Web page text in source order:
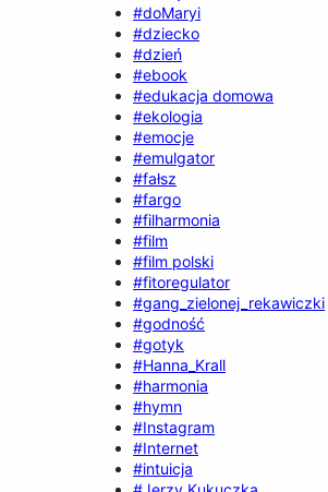
#doMaryi
#dziecko
#dzień
#ebook
#edukacja domowa
#ekologia
#emocje
#emulgator
#fałsz
#fargo
#filharmonia
#film
#film polski
#fitoregulator
#gang_zielonej_rekawiczki
#godność
#gotyk
#Hanna_Krall
#harmonia
#hymn
#Instagram
#Internet
#intuicja